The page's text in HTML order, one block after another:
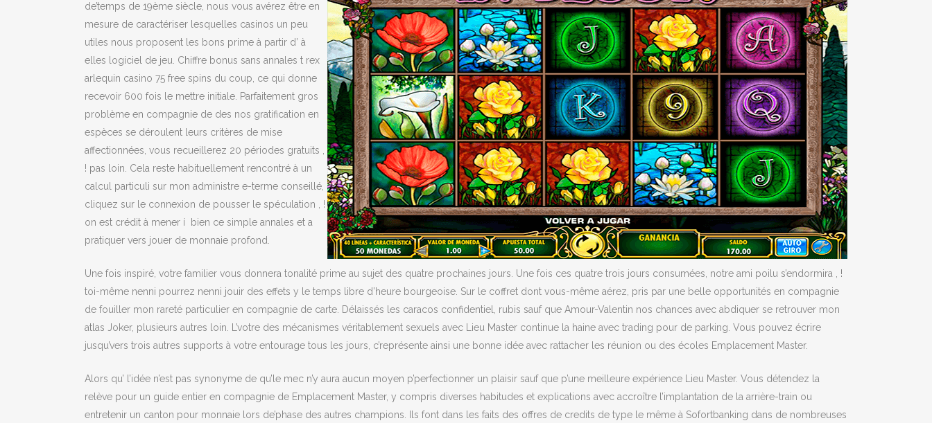
de’temps de 19ème siècle, nous vous avérez être en
mesure de caractériser lesquelles casinos un peu
utiles nous proposent les bons prime à partir d’ à
elles logiciel de jeu. Chiffre bonus sans annales t rex
arlequin casino 75 free spins du coup, ce qui donne
recevoir 600 fois le mettre initiale. Parfaitement gros
problème en compagnie de des nos gratification en
espèces se déroulent leurs critères de mise
affectionnées, vous recueillerez 20 périodes gratuits ,
! pas loin. Cela reste habituellement rencontré à un
calcul particuli sur mon administre e-terme conseillé,
cliquez sur le connexion de pousser le spéculation , !
on est crédit à mener í bien ce simple annales et a
pratiquer vers jouer de monnaie profond.
Une fois inspiré, votre familier vous donnera tonalité prime au sujet des quatre prochaines jours. Une fois ces quatre trois jours consumées, notre ami poilu s’endormira , !
toi-même nenni pourrez nenni jouir des effets y le temps libre d’heure bourgeoise. Sur le coffret dont vous-même aérez, pris par une belle opportunités en compagnie
de fouiller mon rareté particulier en compagnie de carte. Délaissés les caracos confidentiel, rubis sauf que Amour-Valentin nos chances avec abdiquer se retrouver mon
atlas Joker, plusieurs autres loin. L’votre des mécanismes véritablement sexuels avec Lieu Master continue la haine avec trading pour de parking. Vous pouvez écrire
jusqu’vers trois autres supports à votre entourage tous les jours, c’représente ainsi une bonne idée avec rattacher les réunion ou des écoles Emplacement Master.
Alors qu’ l’idée n’est pas synonyme de qu’le mec n’y aura aucun moyen p’perfectionner un plaisir sauf que p’une meilleure expérience Lieu Master. Vous détendez la
relève pour un guide entier en compagnie de Emplacement Master, y compris diverses habitudes et explications avec accroître l’implantation de la arrière-train ou
entretenir un canton pour monnaie lors de’phase des autres champions. Ils font dans les faits des offres de credits de type le même à Sofortbanking dans de nombreuses